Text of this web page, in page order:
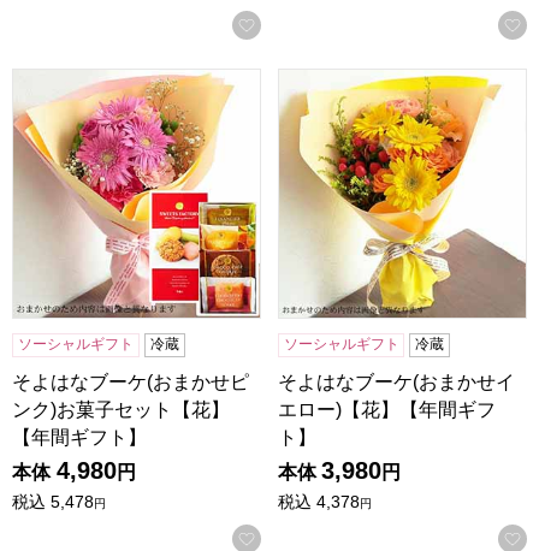
お気に入りに登録する
そよはなブーケ(おまかせピンク)お菓子セット【花】【年間
ソーシャルギフト 冷蔵
そよはなブーケ(おまかせピ
ンク)お菓子セット【花】
【年間ギフト】
本体 4,980円
税込 5,478円
お気に入りに登録する
そよはなブーケ(おまかせイ
ソーシャルギフト 冷蔵
そよはなブーケ(おまかせイ
エロー)【花】【年間ギフ
ト】
本体 3,980円
税込 4,378円